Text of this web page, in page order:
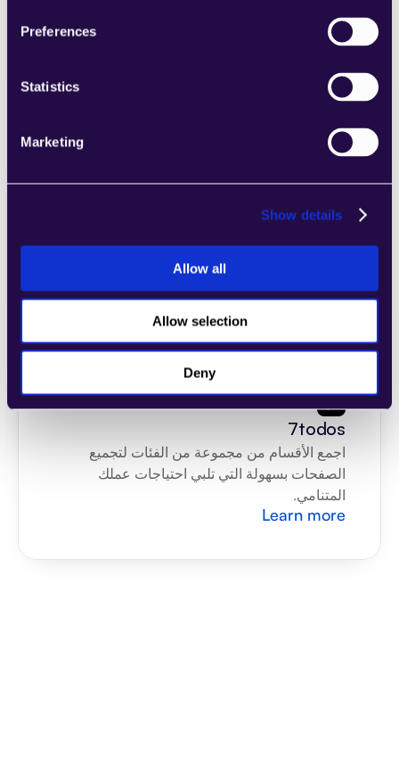
Preferences
Statistics
Marketing
Show details
Allow all
Allow selection
Deny
المتنامي.
الصفحات بسهولة التي تلبي احتياجات عملك
Learn more
7todos
المتنامي.
Learn more